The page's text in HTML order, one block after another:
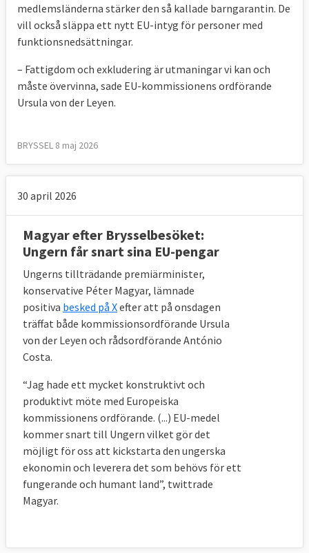
medlemsländerna stärker den så kallade barngarantin. De
vill också släppa ett nytt EU-intyg för personer med
funktionsnedsättningar.
– Fattigdom och exkludering är utmaningar vi kan och
måste övervinna, sade EU-kommissionens ordförande
Ursula von der Leyen.
BRYSSEL 8 maj 2026
30 april 2026
Magyar efter Brysselbesöket:
Ungern får snart sina EU-pengar
Ungerns tillträdande premiärminister,
konservative Péter Magyar, lämnade
positiva besked på Xefter att på onsdagen
träffat både kommissionsordförande Ursula
von der Leyen och rådsordförande António
Costa.
“Jag hade ett mycket konstruktivt och
produktivt möte med Europeiska
kommissionens ordförande. (...) EU-medel
kommer snart till Ungern vilket gör det
möjligt för oss att kickstarta den ungerska
ekonomin och leverera det som behövs för ett
fungerande och humant land”, twittrade
Magyar.